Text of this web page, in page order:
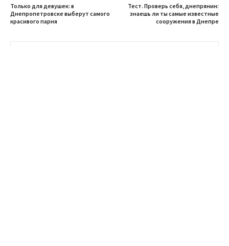
Только для девушек: в
Днепропетровске выберут самого
красивого парня
Тест. Проверь себя, днепрянин:
знаешь ли ты самые известные
сооружения в Днепре